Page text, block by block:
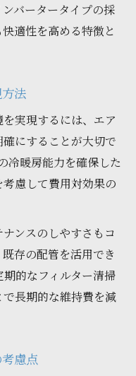
バータータイプの採
適性を高める特徴と
法
実現するには、エア
にすることが大切で
冷暖房能力を確保した
慮して費用対効果の
ンスのしやすさもコ
存の配管を活用でき
的なフィルター清掃
長期的な維持費を減
慮点